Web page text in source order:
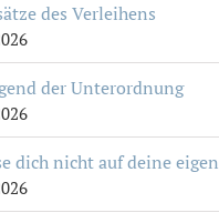
des Verleihens
der Unterordnung
dich nicht auf deine